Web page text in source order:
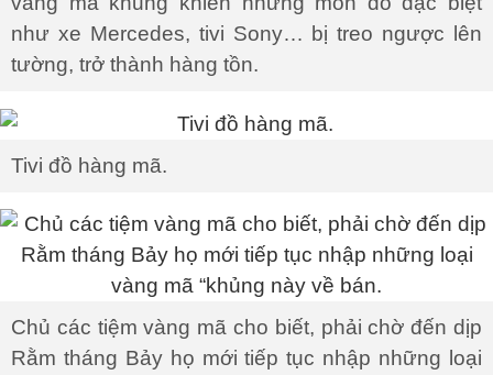
như xe Mercedes, tivi Sony… bị treo ngược lên
tường, trở thành hàng tồn.
Tivi đồ hàng mã.
Chủ các tiệm vàng mã cho biết, phải chờ đến dịp
Rằm tháng Bảy họ mới tiếp tục nhập những loại